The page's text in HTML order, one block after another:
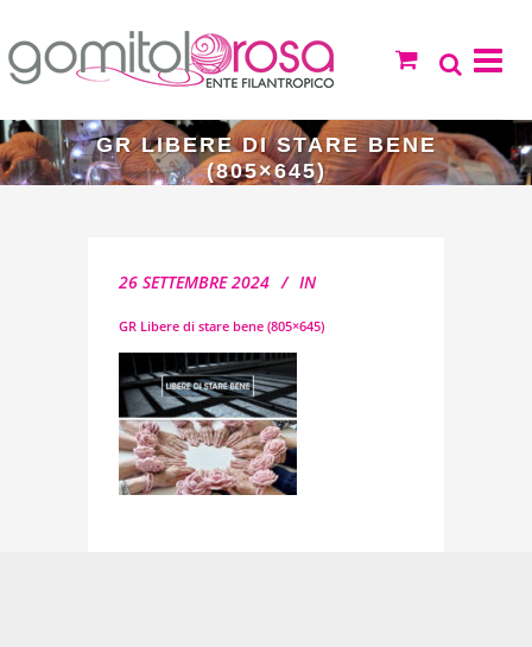
GR LIBERE DI STARE BENE
(805×645)
26 SETTEMBRE 2024 IN
GR Libere di stare bene (805×645)